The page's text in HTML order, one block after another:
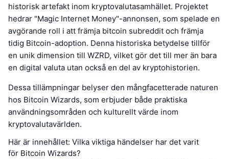
historisk artefakt inom kryptovalutasamhället. Projektet
hedrar "Magic Internet Money"-annonsen, som spelade en
avgörande roll i att främja bitcoin subreddit och främja
tidig Bitcoin-adoption. Denna historiska betydelse tillför
en unik dimension till WZRD, vilket gör det till mer än bara
en digital valuta utan också en del av kryptohistorien.
Dessa tillämpningar belyser den mångfacetterade naturen
hos Bitcoin Wizards, som erbjuder både praktiska
användningsområden och kulturellt värde inom
kryptovalutavärlden.
Här är innehållet: Vilka viktiga händelser har det varit
för Bitcoin Wizards?